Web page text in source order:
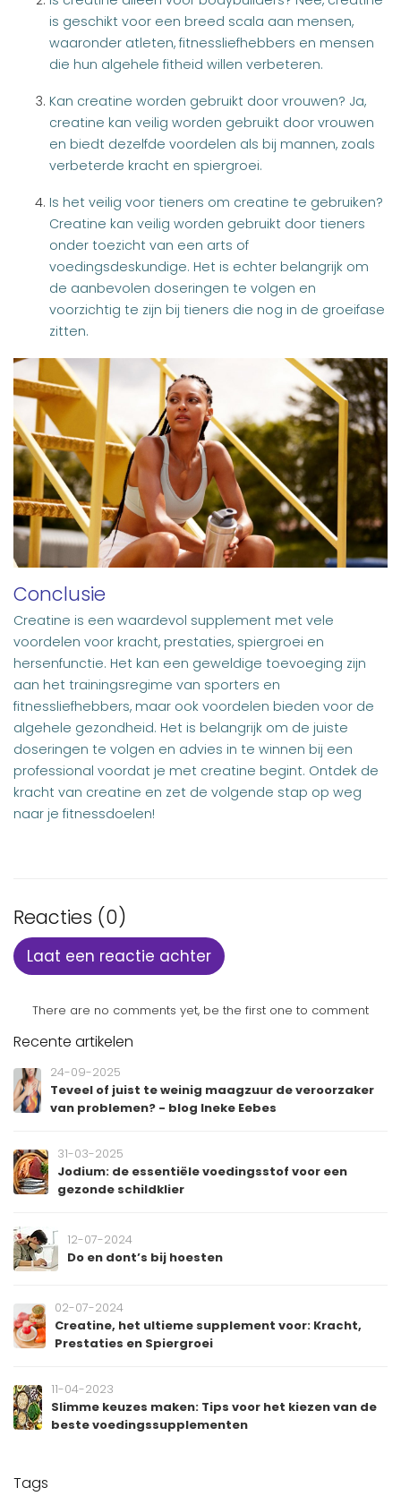
is geschikt voor een breed scala aan mensen,
waaronder atleten, fitnessliefhebbers en mensen
die hun algehele fitheid willen verbeteren.
Kan creatine worden gebruikt door vrouwen? Ja,
creatine kan veilig worden gebruikt door vrouwen
en biedt dezelfde voordelen als bij mannen, zoals
verbeterde kracht en spiergroei.
Is het veilig voor tieners om creatine te gebruiken?
Creatine kan veilig worden gebruikt door tieners
onder toezicht van een arts of
voedingsdeskundige. Het is echter belangrijk om
de aanbevolen doseringen te volgen en
voorzichtig te zijn bij tieners die nog in de groeifase
zitten.
Conclusie
Creatine is een waardevol supplement met vele
voordelen voor kracht, prestaties, spiergroei en
hersenfunctie. Het kan een geweldige toevoeging zijn
aan het trainingsregime van sporters en
fitnessliefhebbers, maar ook voordelen bieden voor de
algehele gezondheid. Het is belangrijk om de juiste
doseringen te volgen en advies in te winnen bij een
professional voordat je met creatine begint. Ontdek de
kracht van creatine en zet de volgende stap op weg
naar je fitnessdoelen!
Reacties (0)
Laat een reactie achter
There are no comments yet, be the first one to comment
Recente artikelen
24-09-2025
Teveel of juist te weinig maagzuur de veroorzaker
van problemen? - blog Ineke Eebes
31-03-2025
Jodium: de essentiële voedingsstof voor een
gezonde schildklier
12-07-2024
Do en dont’s bij hoesten
02-07-2024
Creatine, het ultieme supplement voor: Kracht,
Prestaties en Spiergroei
11-04-2023
Slimme keuzes maken: Tips voor het kiezen van de
beste voedingssupplementen
Tags